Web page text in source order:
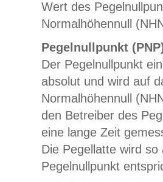
Wert des
Normalhöhennull
Pegelnullpunkt
Der Pegelnullpunkt
absolut und wird auf
Normalhöhennull
den Betreiber des
eine lange Zeit
Die Pegellatte wird
Pegelnullpunkt